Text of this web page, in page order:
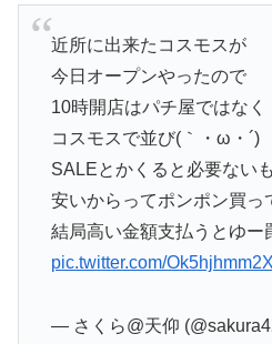
近所に出来たコスモスが
今日オープンやったので
10時開店はパチ屋ではなく
コスモスで並び(｀・ω・´)
SALEとかくると必要ない
安いからってポンポン買っ
結局高い金額支払うとゆー
pic.twitter.com/Ok5hjhmm2X
— さくら@天仰